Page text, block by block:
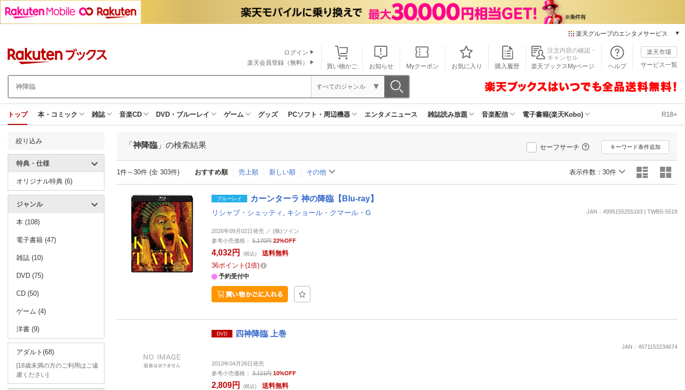
楽天グループのエンタメサービス
本/ゲーム/CD/DVD
楽天ブックス
楽天Kobo
動画配信
楽天TV
動画配信ガイド
買い物かご お知らせ Myクーポン お気に入り 購入履歴
注文内容の確認・
キャンセル
楽天ブックスMyページ
ヘルプ
楽天市場
サービス一覧
ログイン
楽天会員登録（無料）
すべてのジャンル
トップ 本・コミック 雑誌 音楽CD DVD・ブルーレイ ゲーム グッズ PCソフト・周辺機器 エンタメニュース 雑誌読み放題 音楽配信 電子書籍(楽天Kobo) R18+
絞り込み
特典・仕様
オリジナル特典 (6)
ジャンル
本 (108)
電子書籍 (47)
雑誌 (10)
DVD (75)
CD (50)
ゲーム (4)
洋書 (9)
アダルト(68)
[18歳未満の方のご利用はご遠
慮ください]
「 神降臨 」の検索結果 セーフサーチ キーワード条件追加
1件～30件 (全 303件) おすすめ順 売上順 新しい順 その他 表示件数： 30件
ブルーレイ カーンターラ 神の降臨【Blu-ray】
リシャブ・シェッティ キショール・クマール・G JAN：4995155255183 | TWBS-5518
2026年09月02日発売 ／ (株)ツイン
参考小売価格：
5,170円 22%OFF
4,032円 (税込)
送料無料
36ポイント 1倍
予約受付中
DVD 四神降臨 上巻
JAN：4571153234674
2013年04月26日発売
参考小売価格：
3,121円 10%OFF
2,809円 (税込)
送料無料